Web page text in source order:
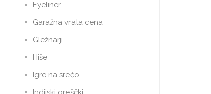
Eyeliner
Garažna vrata cena
Gležnarji
Hiše
Igre na srečo